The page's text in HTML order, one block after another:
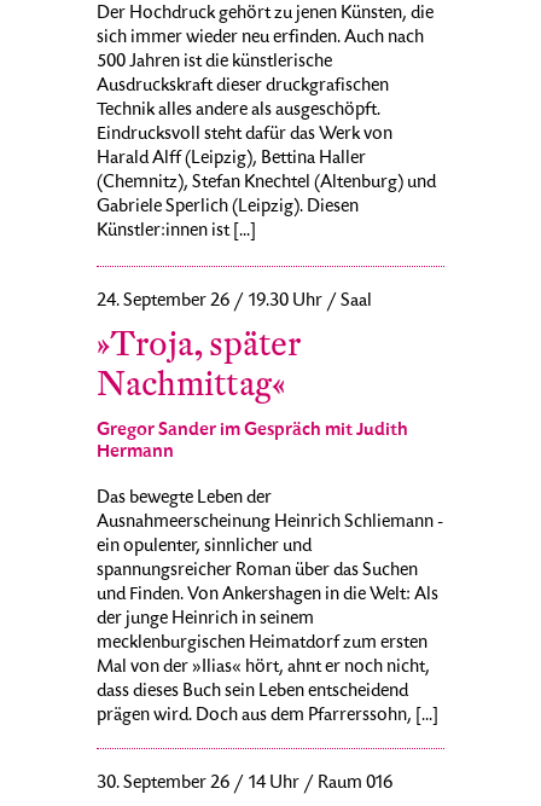
Der Hochdruck gehört zu jenen Künsten, die
sich immer wieder neu erfinden. Auch nach
500 Jahren ist die künstlerische
Ausdruckskraft dieser druckgrafischen
Technik alles andere als ausgeschöpft.
Eindrucksvoll steht dafür das Werk von
Harald Alff (Leipzig), Bettina Haller
(Chemnitz), Stefan Knechtel (Altenburg) und
Gabriele Sperlich (Leipzig). Diesen
Künstler:innen ist [...]
24. September 26 / 19.30 Uhr / Saal
»Troja, später
Nachmittag«
Gregor Sander im Gespräch mit Judith
Hermann
Das bewegte Leben der
Ausnahmeerscheinung Heinrich Schliemann -
ein opulenter, sinnlicher und
spannungsreicher Roman über das Suchen
und Finden. Von Ankershagen in die Welt: Als
der junge Heinrich in seinem
mecklenburgischen Heimatdorf zum ersten
Mal von der »Ilias« hört, ahnt er noch nicht,
dass dieses Buch sein Leben entscheidend
prägen wird. Doch aus dem Pfarrerssohn, [...]
30. September 26 / 14 Uhr / Raum 016